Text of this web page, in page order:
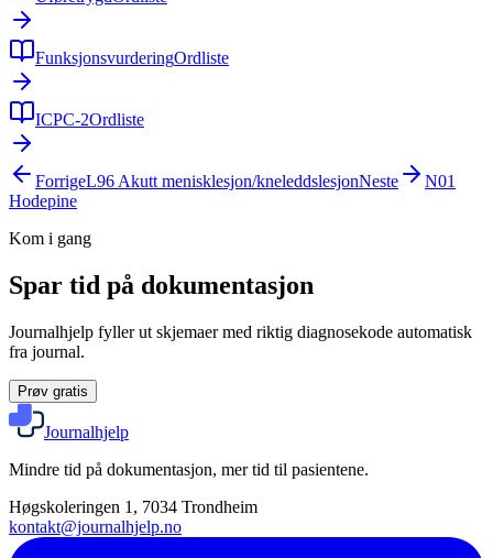
FunksjonsvurderingOrdliste
ICPC-2Ordliste
ForrigeL96 Akutt menisklesjon/kneleddslesjonNeste
N01
Hodepine
Kom i gang
Spar tid på dokumentasjon
Journalhjelp fyller ut skjemaer med riktig diagnosekode automatisk
fra journal.
Prøv gratis
Journalhjelp
Mindre tid på dokumentasjon, mer tid til pasientene.
Høgskoleringen 1, 7034 Trondheim
kontakt@journalhjelp.no